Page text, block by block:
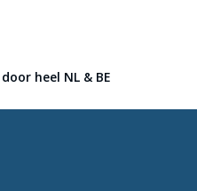
door heel NL & BE